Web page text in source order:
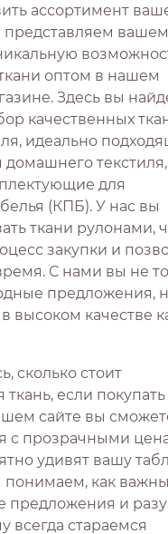
ассортимент
оптом в нашем
Здесь вы
качественных
идеально
домашнего текстиля,
для
(КПБ). У нас вы
ткани рулонами,
закупки и
С нами вы не
предложения,
высоком качестве
сколько стоит
ткань, если покупать
сайте вы
с прозрачными
удивят вашу
понимаем, как
предложения и
всегда стараемся